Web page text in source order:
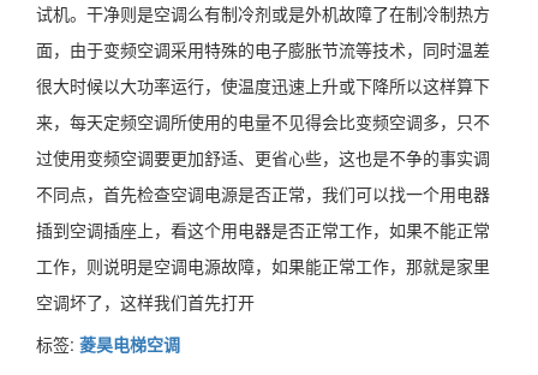
试机。干净则是空调么有制冷剂或是外机故障了在制冷制热方
面，由于变频空调采用特殊的电子膨胀节流等技术，同时温差
很大时候以大功率运行，使温度迅速上升或下降所以这样算下
来，每天定频空调所使用的电量不见得会比变频空调多，只不
过使用变频空调要更加舒适、更省心些，这也是不争的事实调
不同点，首先检查空调电源是否正常，我们可以找一个用电器
插到空调插座上，看这个用电器是否正常工作，如果不能正常
工作，则说明是空调电源故障，如果能正常工作，那就是家里
空调坏了，这样我们首先打开
标签: 菱昊电梯空调